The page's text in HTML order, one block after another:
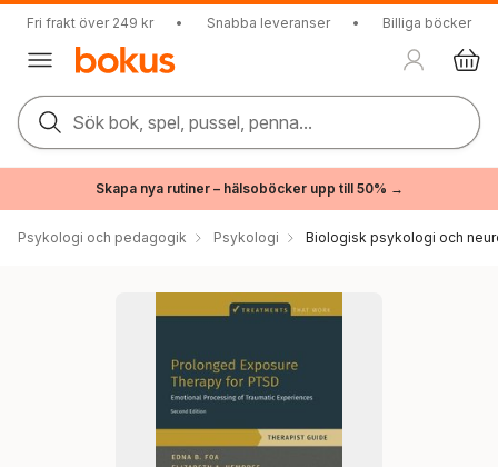
Fri frakt över 249 kr • Snabba leveranser • Billiga böcker
Sök bok, spel, pussel, penna...
Skapa nya rutiner – hälsoböcker upp till 50% →
Psykologi och pedagogik Psykologi Biologisk psykologi och